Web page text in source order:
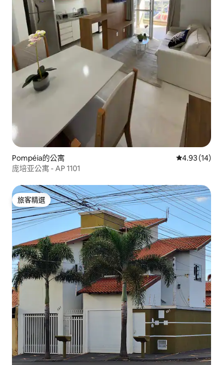
Pompéia的公寓 從 14 則評價
4.93 (14)
庞培亚公寓 - AP 1101
旅客精選
旅客精選